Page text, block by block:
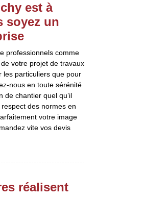
est à
soyez un
professionnels comme
votre projet de travaux
les particuliers que pour
nous en toute sérénité
de chantier quel qu’il
des normes en
votre image
vite vos devis
réalisent